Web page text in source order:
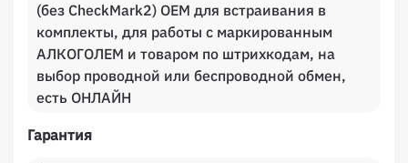
(без CheckMark2) OEM для встраивания в
комплекты, для работы с маркированным
АЛКОГОЛЕМ и товаром по штрихкодам, на
выбор проводной или беспроводной обмен,
есть ОНЛАЙН
Гарантия